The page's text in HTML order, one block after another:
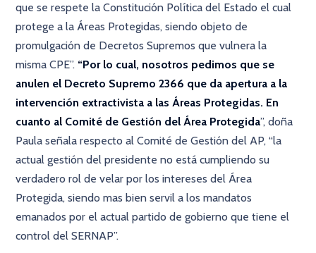
que se respete la Constitución Política del Estado el cual
protege a la Áreas Protegidas, siendo objeto de
promulgación de Decretos Supremos que vulnera la
misma CPE”. “Por lo cual, nosotros pedimos que se
anulen el Decreto Supremo 2366 que da apertura a la
intervención extractivista a las Áreas Protegidas. En
cuanto al Comité de Gestión del Área Protegida”, doña
Paula señala respecto al Comité de Gestión del AP, “la
actual gestión del presidente no está cumpliendo su
verdadero rol de velar por los intereses del Área
Protegida, siendo mas bien servil a los mandatos
emanados por el actual partido de gobierno que tiene el
control del SERNAP”.